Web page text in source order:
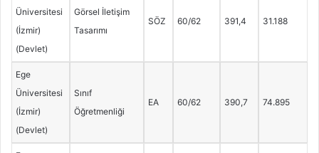
Üniversitesi
(İzmir)
(Devlet)
Görsel İletişim
Tasarımı
SÖZ 60/62 391,4 31.188
Ege
Üniversitesi
(İzmir)
(Devlet)
Sınıf
Öğretmenliği
EA 60/62 390,7 74.895